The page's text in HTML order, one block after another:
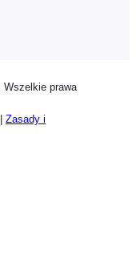
prawa
Zasady i